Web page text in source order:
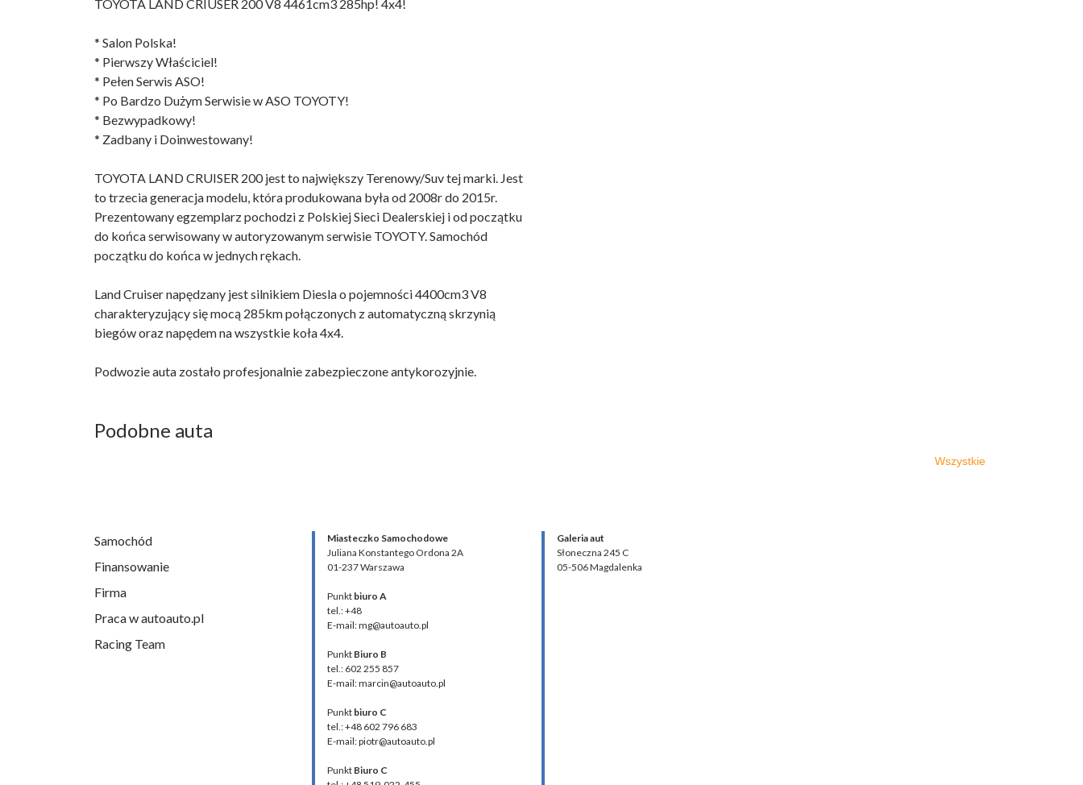
TOYOTA LAND CRIUSER 200 V8 4461cm3 285hp! 4x4!
* Salon Polska!
* Pierwszy Właściciel!
* Pełen Serwis ASO!
* Po Bardzo Dużym Serwisie w ASO TOYOTY!
* Bezwypadkowy!
* Zadbany i Doinwestowany!
TOYOTA LAND CRUISER 200 jest to największy Terenowy/Suv tej marki. Jest
to trzecia generacja modelu, która produkowana była od 2008r do 2015r.
Prezentowany egzemplarz pochodzi z Polskiej Sieci Dealerskiej i od początku
do końca serwisowany w autoryzowanym serwisie TOYOTY. Samochód
początku do końca w jednych rękach.
Land Cruiser napędzany jest silnikiem Diesla o pojemności 4400cm3 V8
charakteryzujący się mocą 285km połączonych z automatyczną skrzynią
biegów oraz napędem na wszystkie koła 4x4.
Podwozie auta zostało profesjonalnie zabezpieczone antykorozyjnie.
Podobne auta
Wszystkie
Samochód
Finansowanie
Firma
Praca w autoauto.pl
Racing Team
Miasteczko Samochodowe
Juliana Konstantego Ordona 2A
01-237 Warszawa
Punkt biuro A
tel.: +48
E-mail: mg@autoauto.pl
Punkt Biuro B
tel.: 602 255 857
E-mail: marcin@autoauto.pl
Punkt biuro C
tel.: +48 602 796 683
E-mail: piotr@autoauto.pl
Punkt Biuro C
Galeria aut
Słoneczna 245 C
05-506 Magdalenka